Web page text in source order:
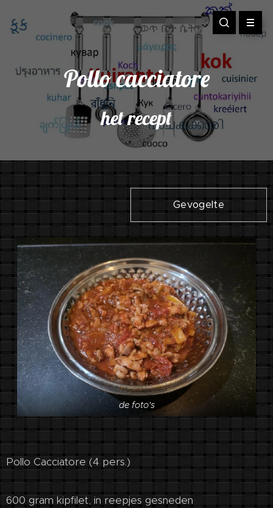
Pollo cacciatore
het recept
Gevogelte
de foto's
Pollo Cacciatore (4 pers.)
600 gram kipfilet, in reepjes gesneden